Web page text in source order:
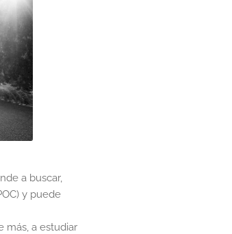
a buscar,
y puede
más, a estudiar